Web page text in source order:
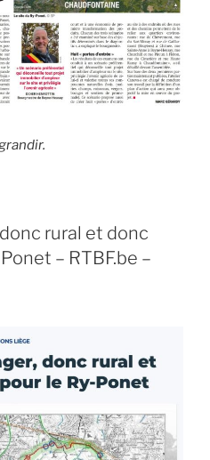
rural et donc
– RTBF.be –